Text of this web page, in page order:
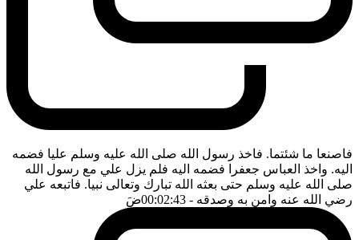
فاصنعا ما شئتما. فاخذ رسول الله صلى الله عليه وسلم عليا فضمه
اليه. واخذ العباس جعفرا فضمه اليه فلم يزل علي مع رسول الله
صلى الله عليه وسلم حتى بعثه الله تبارك وتعالى نبيا. فاتبعه علي
رضي الله عنه وامن به وصدقه - 00:02:43 ضَ